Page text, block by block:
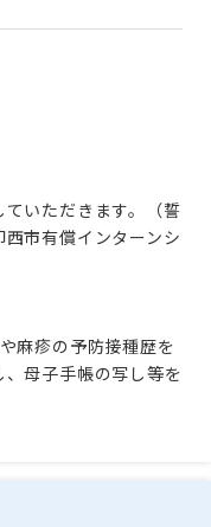
いただきます。（誓
市有償インターンシ
麻疹の予防接種歴を
母子手帳の写し等を